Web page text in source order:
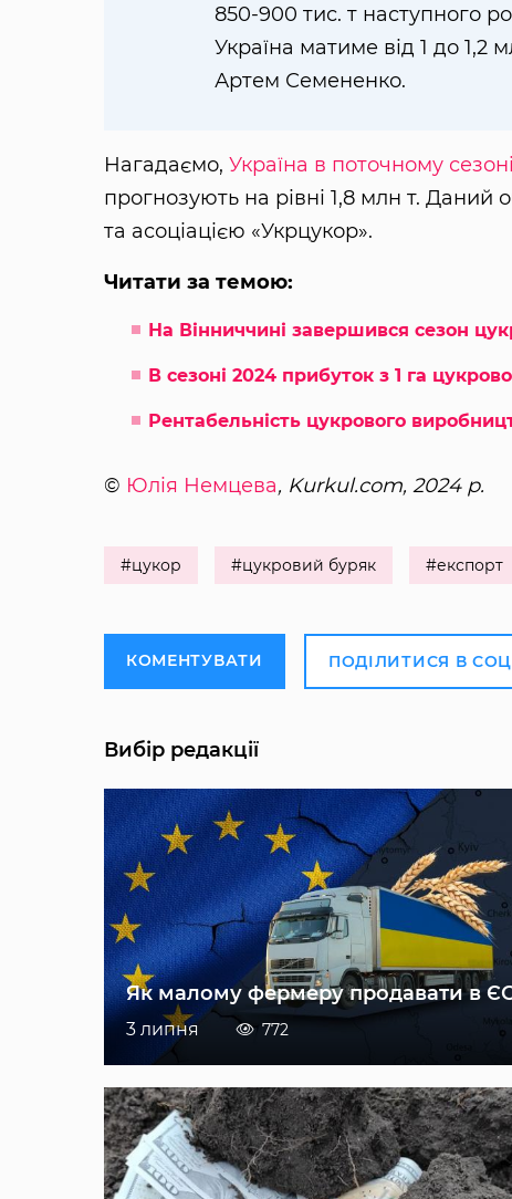
850-900 тис. т наступного
Україна матиме від 1 до 1,2
Артем Семененко.
Нагадаємо, Україна в поточному
прогнозують на рівні 1,8 млн т. Даний
та асоціацією «Укрцукор».
Читати за темою:
На Вінниччині завершився сезон
В сезоні 2024 прибуток з 1 га
Рентабельність цукрового
© Юлія Немцева, Kurkul.com, 2024 р.
#цукор #цукровий буряк #експорт
КОМЕНТУВАТИ ПОДІЛИТИСЯ В
Вибір редакції
Як малому фермеру продавати в
3 липня 772